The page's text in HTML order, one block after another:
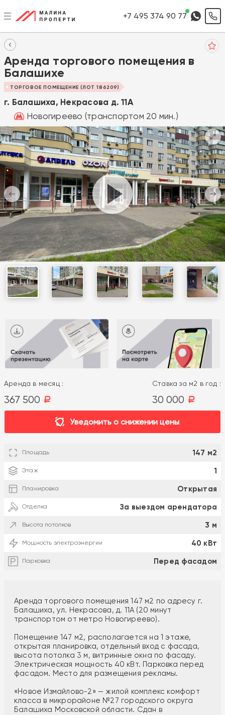
+7 495 374 90 77
Аренда торгового помещения в
Балашихе
ТОРГОВОЕ ПОМЕЩЕНИЕ (ЛОТ 186209)
г. Балашиха, Некрасова д. 11А
Новогиреево (транспортом 20 мин.)
Аренда в месяц :
367 500 a
Ставка за м2 в год :
30 000 a
Уведомить о снижении цены
Площадь 147 м2
Этаж 1
Планировка Открытая
Отделка За выездом арендатора
Высота потолков 3 м
Мощность электроэнергии 40 кВт
Парковка Перед фасадом
Аренда торгового помещения 147 м2 по адресу г.
Балашиха, ул. Некрасова, д. 11А (20 минут
транспортом от метро Новогиреево).
Помещение 147 м2, располагается на 1 этаже,
открытая планировка, отдельный вход с фасада,
высота потолка 3 м, витринные окна по фасаду.
Электрическая мощность 40 кВт. Парковка перед
фасадом. Место для размещения рекламы.
«Новое Измайлово-2» — жилой комплекс комфорт
класса в микрорайоне №27 городского округа
Балашиха Московской области. Сдан в